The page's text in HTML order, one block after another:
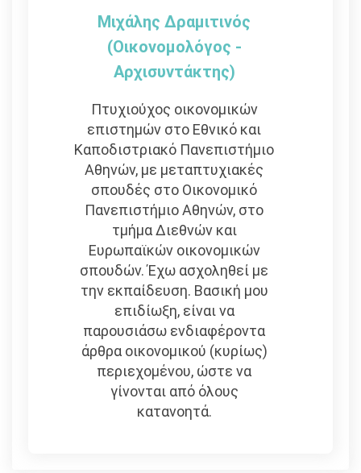
Μιχάλης Δραμιτινός
(Οικονομολόγος -
Αρχισυντάκτης)
Πτυχιούχος οικονομικών
επιστημών στο Εθνικό και
Καποδιστριακό Πανεπιστήμιο
Αθηνών, με μεταπτυχιακές
σπουδές στο Οικονομικό
Πανεπιστήμιο Αθηνών, στο
τμήμα Διεθνών και
Ευρωπαϊκών οικονομικών
σπουδών. Έχω ασχοληθεί με
την εκπαίδευση. Βασική μου
επιδίωξη, είναι να
παρουσιάσω ενδιαφέροντα
άρθρα οικονομικού (κυρίως)
περιεχομένου, ώστε να
γίνονται από όλους
κατανοητά.